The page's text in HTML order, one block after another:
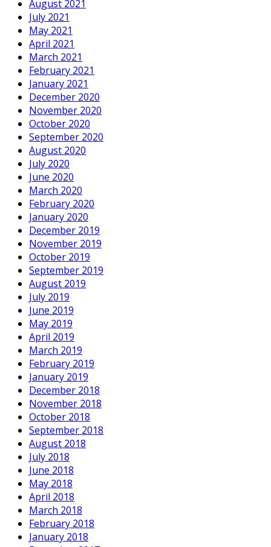
August 2021
July 2021
May 2021
April 2021
March 2021
February 2021
January 2021
December 2020
November 2020
October 2020
September 2020
August 2020
July 2020
June 2020
March 2020
February 2020
January 2020
December 2019
November 2019
October 2019
September 2019
August 2019
July 2019
June 2019
May 2019
April 2019
March 2019
February 2019
January 2019
December 2018
November 2018
October 2018
September 2018
August 2018
July 2018
June 2018
May 2018
April 2018
March 2018
February 2018
January 2018